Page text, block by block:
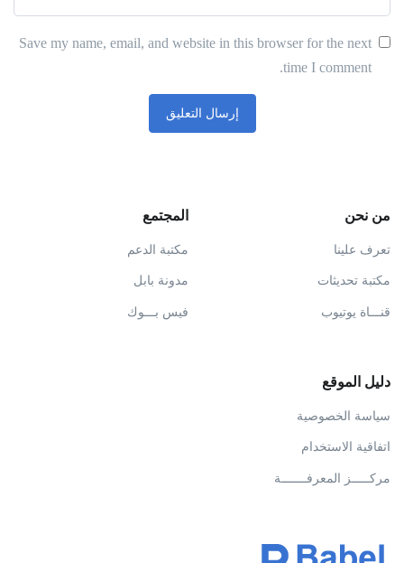
Save my name, email, and website in this browser for the next
time I comment.
من نحن
تعرف علينا
مكتبة تحديثات
قنـــاة يوتيوب
المجتمع
مكتبة الدعم
مدونة بابل
فيس بـــوك
دليل الموقع
سياسة الخصوصية
اتفاقية الاستخدام
مركـــــز المعرفـــــــة